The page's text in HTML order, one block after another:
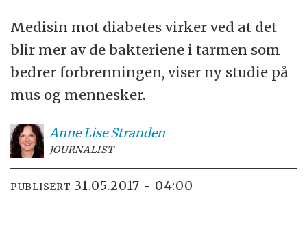
Medisin mot diabetes virker ved at det
blir mer av de bakteriene i tarmen som
bedrer forbrenningen, viser ny studie på
mus og mennesker.
Anne Lise Stranden
JOURNALIST
PUBLISERT 31.05.2017 - 04:00